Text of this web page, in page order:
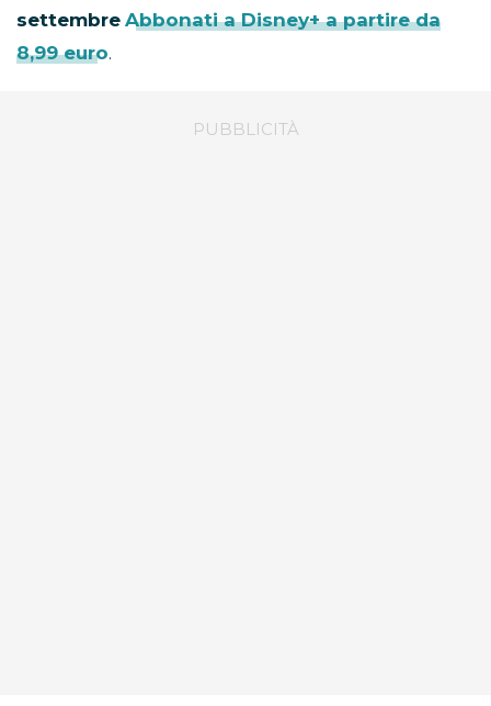
settembre Abbonati a Disney+ a partire da
8,99 euro.